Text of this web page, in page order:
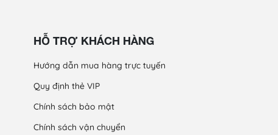
HỖ TRỢ KHÁCH HÀNG
Hướng dẫn mua hàng trực tuyến
Quy định thẻ VIP
Chính sách bảo mật
Chính sách vận chuyển